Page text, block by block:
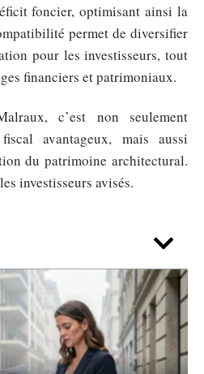
foncier, optimisant ainsi la
permet de diversifier
pour les investisseurs, tout
financiers et patrimoniaux.
c’est non seulement
avantageux, mais aussi
du patrimoine architectural.
investisseurs avisés.